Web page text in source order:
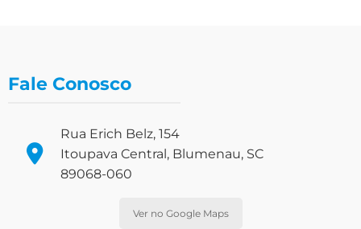
Fale Conosco
Rua Erich Belz, 154
Itoupava Central, Blumenau, SC
89068-060
Ver no Google Maps